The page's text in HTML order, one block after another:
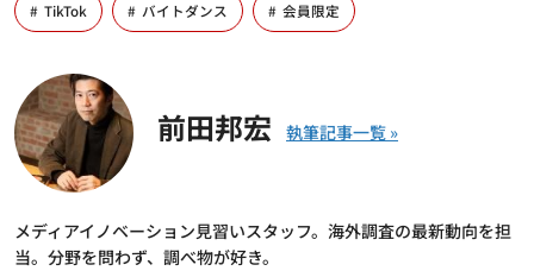
TikTok バイトダンス 会員限定
前田邦宏
メディアイノベーション見習いスタッフ。海外調査の最新動向を担
当。分野を問わず、調べ物が好き。